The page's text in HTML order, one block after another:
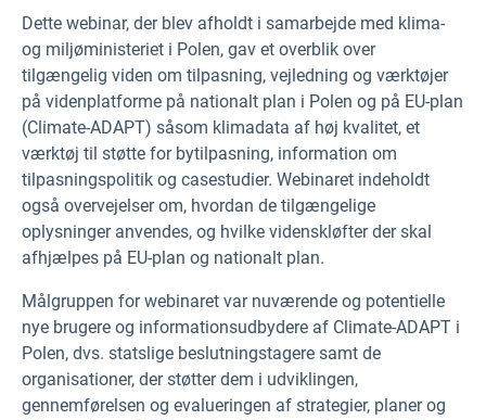
Dette webinar, der blev afholdt i samarbejde med klima-
og miljøministeriet i Polen, gav et overblik over
tilgængelig viden om tilpasning, vejledning og værktøjer
på videnplatforme på nationalt plan i Polen og på EU-plan
(Climate-ADAPT) såsom klimadata af høj kvalitet, et
værktøj til støtte for bytilpasning, information om
tilpasningspolitik og casestudier. Webinaret indeholdt
også overvejelser om, hvordan de tilgængelige
oplysninger anvendes, og hvilke videnskløfter der skal
afhjælpes på EU-plan og nationalt plan.
Målgruppen for webinaret var nuværende og potentielle
nye brugere og informationsudbydere af Climate-ADAPT i
Polen, dvs. statslige beslutningstagere samt de
organisationer, der støtter dem i udviklingen,
gennemførelsen og evalueringen af strategier, planer og